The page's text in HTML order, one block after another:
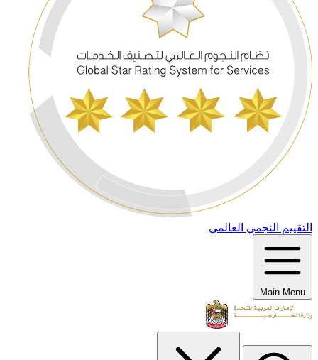
التقييم النجمي العالمي
Main Menu